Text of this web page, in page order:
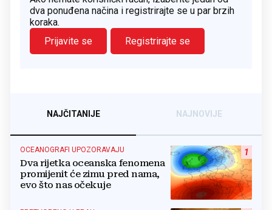
dva ponuđena načina i registrirajte se u par brzih
koraka.
Prijavite se
Registrirajte se
NAJČITANIJE NAJNOVIJE
1
OCEANOGRAFI UPOZORAVAJU
Dva rijetka oceanska fenomena
promijenit će zimu pred nama,
evo što nas očekuje